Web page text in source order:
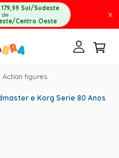
Sul/Sudeste
de
Centro Oeste
X
Action figures
e Korg Serie 80 Anos